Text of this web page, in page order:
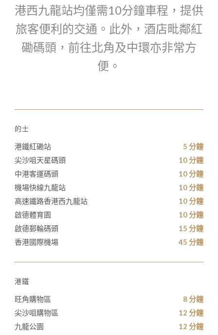
港西九龍站均僅需10分鐘車程，提供
旅客便利的交通。此外，酒店毗鄰紅
磡碼頭，前往北角及中環亦非常方
便。
的士
港鐵紅磡站
5 分鐘
尖沙咀天星碼頭
10 分鐘
中港客運碼頭
10 分鐘
機場快線九龍站
10 分鐘
高速鐵路香港西九龍站
10 分鐘
啟德體育園
10 分鐘
啟德郵輪碼頭
15 分鐘
香港國際機場
45 分鐘
港鐵
旺角購物區
8 分鐘
尖沙咀購物區
12 分鐘
九龍公園
12 分鐘